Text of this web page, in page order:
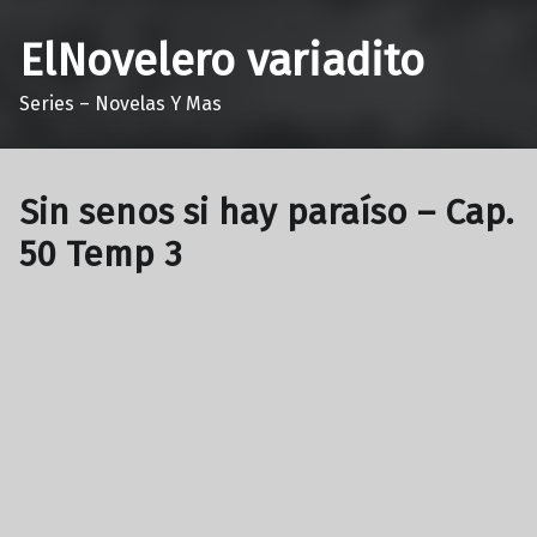
ElNovelero variadito
Series – Novelas Y Mas
Sin senos si hay paraíso – Cap.
50 Temp 3